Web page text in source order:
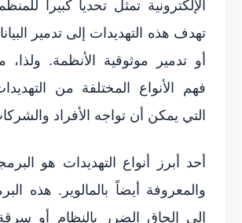
الإلكترونية تمثل تحدياً كبيراً
تهدف هذه التهديدات إلى تدمير
أو تدمير موثوقية الأنظمة.
فهم الأنواع المختلفة من
التي يمكن أن تواجه الأفراد
أحد أبرز أنواع التهديدات هو
والمعروفة أيضاً بالمالوير. هذه
إلى إلحاق الضرر بالنظام أو